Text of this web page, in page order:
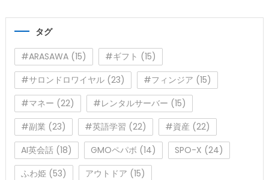
タグ
#ARASAWA(15) #ギフト (15)
#サロンドロワイヤル(23) #フィンジア (15)
#マネー (22) #レンタルサーバー (15)
#副業 (23) #英語学習 (22) #資産 (22)
AI英会話(18) GMOペパボ (14) SPO-X (24)
ふわ姫 (53) アウトドア (15)